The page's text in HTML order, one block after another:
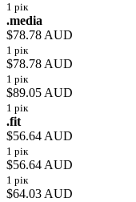
1 рік
.media
$78.78 AUD
1 рік
$78.78 AUD
1 рік
$89.05 AUD
1 рік
.fit
$56.64 AUD
1 рік
$56.64 AUD
1 рік
$64.03 AUD